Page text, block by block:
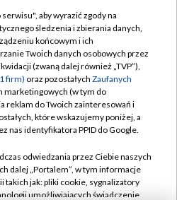
TVP
TVP
prywatności
zgody
Pomoc
Kontakt
aby wyrazić zgody na
śledzenia i zbierania danych,
końcowym i ich
Twoich danych osobowych przez
(zwaną dalej również „TVP”),
firm) oraz pozostałych Zaufanych
marketingowych (w tym do
reklam do Twoich zainteresowań i
które wskazujemy poniżej, a
nas identyfikatora PPID do Google.
odwiedzania przez Ciebie naszych
dalej „Portalem”, w tym informacje
takich jak: pliki cookie, sygnalizatory
umożliwiających świadczenie